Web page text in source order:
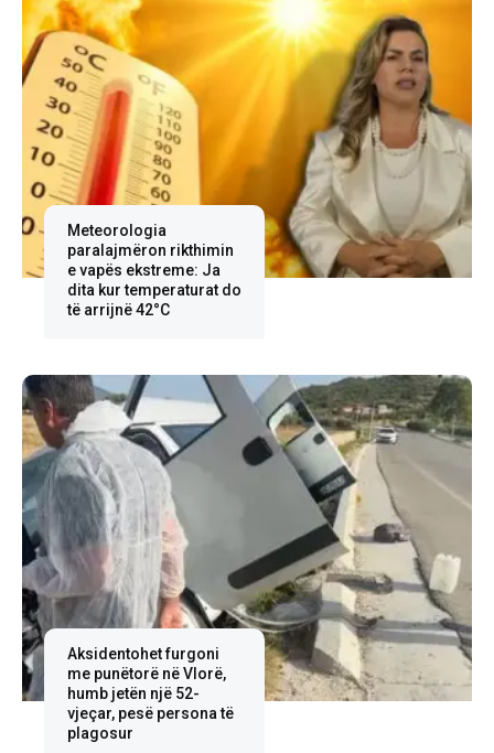
Meteorologia
paralajmëron rikthimin
e vapës ekstreme: Ja
dita kur temperaturat do
të arrijnë 42°C
Aksidentohet furgoni
me punëtorë në Vlorë,
humb jetën një 52-
vjeçar, pesë persona të
plagosur